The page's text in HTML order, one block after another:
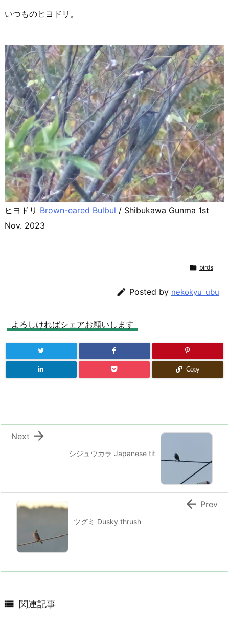
いつものヒヨドリ。
ヒヨドリ Brown-eared Bulbul / Shibukawa Gunma 1st
Nov. 2023
 birds
 Posted by nekokyu_ubu
よろしければシェアお願いします
Copy
シジュウカラ Japanese tit

Next
ツグミ Dusky thrush
 Prev
 関連記事